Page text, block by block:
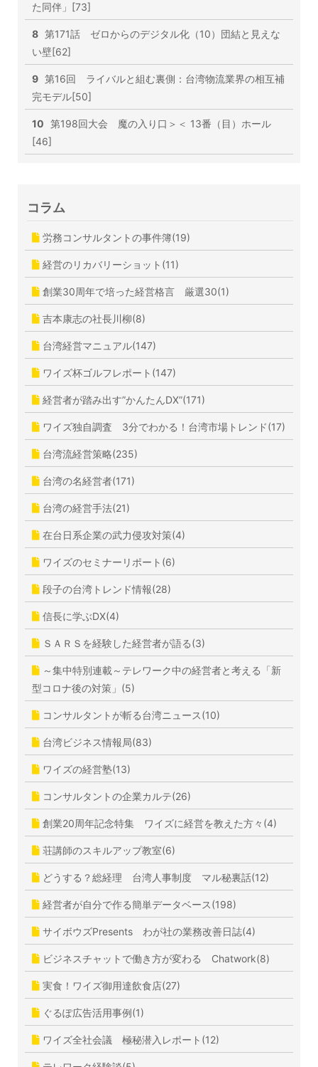
た同伴」[73]
8 第171話 ゼロからのデジタル化（10）団結と見えな
い壁[62]
9 第16回 ライバルと組む裏側：台湾物流業界の相互補
完モデル[50]
10 第198回大会 魔の入り口＞＜ 13番（目）ホール
[46]
コラム
労務コンサルタントの事件簿(19)
経営のリカバリーショット(11)
創業30周年で培った経営格言 厳選30(1)
吉本康志の社長川柳(8)
台湾経営マニュアル(147)
ワイズ杯ゴルフレポート(147)
経営者が踏み出す”かんたんDX”(171)
ワイズ独自調査 3分でわかる！台湾市場トレンド(17)
台湾流経営策略(235)
台湾の名経営者(171)
台湾の経営手法(21)
在台日系企業の武力侵攻対策(4)
ワイズのセミナーリポート(6)
段子の台湾トレンド情報(28)
信長に学ぶDX(4)
ＳＡＲＳを経験した経営者が語る(3)
～集中特別連載～テレワーク中の経営者と考える「新
型コロナ後の対策」(5)
コンサルタントが斬る台湾ニュース(10)
台湾ビジネス情報局(83)
ワイズの経営塾(13)
コンサルタントの企業カルテ(26)
創業20周年記念特集 ワイズに経営を教えた方々(4)
荘講師のスキルアップ教室(6)
どうする？総経理 台湾人事制度 マル秘裏話(12)
経営者が自分で作る簡単データベース(198)
サイボウズPresents わが社の業務改善日誌(4)
ビジネスチャットで働き方が変わる Chatwork(8)
実食！ワイズ御用達飲食店(27)
ぐるぽ広告活用事例(1)
ワイズ全社会議 極秘潜入レポート(12)